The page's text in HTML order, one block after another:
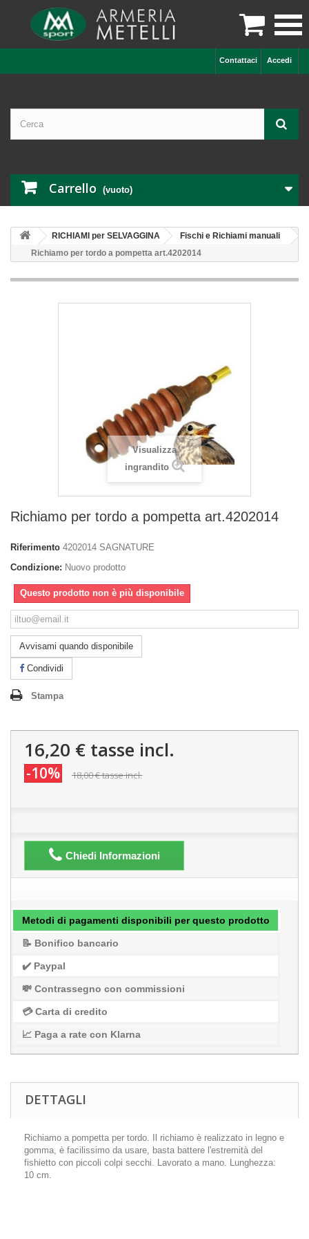

Accedi
Contattaci
Carrello (vuoto)
RICHIAMI per SELVAGGINA
Fischi e Richiami manuali
Richiamo per tordo a pompetta art.4202014
Visualizza
ingrandito
Richiamo per tordo a pompetta art.4202014
Riferimento 4202014 SAGNATURE
Condizione: Nuovo prodotto
Questo prodotto non è più disponibile
Avvisami quando disponibile
Condividi
Stampa
16,20 € tasse incl.
-10% 18,00 €tasse incl.
Chiedi Informazioni
Metodi di pagamenti disponibili per questo prodotto
📝 Bonifico bancario
✔️ Paypal
💸 Contrassegno con commissioni
💳 Carta di credito
📈 Paga a rate con Klarna
DETTAGLI
Richiamo a pompetta per tordo. Il richiamo è realizzato in legno e
gomma, è facilissimo da usare, basta battere l'estremità del
fishietto con piccoli colpi secchi. Lavorato a mano. Lunghezza:
10 cm.